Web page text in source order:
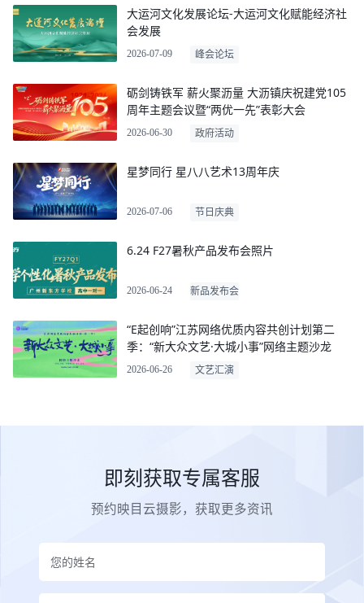
大运河文化发展论坛-大运河文化赋能经济社
会发展
2026-07-09 峰会论坛
砺剑铸铁军 薪火聚沥量 大沥镇庆祝建党105
周年主题会议暨“两优一先”表彰大会
2026-06-30 政府活动
星梦同行 星八八艺术13周年庆
2026-07-06 节日庆典
6.24 F27暑秋产品发布会照片
2026-06-24 新品发布会
“E起创响”江苏网络优质内容共创计划第二
季：“新大众文艺·大城小事”网络主题沙龙
2026-06-26 文艺汇演
即刻获取专属客服
预约映目云摄影，获取更多资讯